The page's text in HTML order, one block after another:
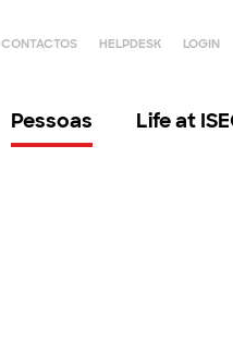
CONTACTOS HELPDESK LOGIN
Pessoas Life at